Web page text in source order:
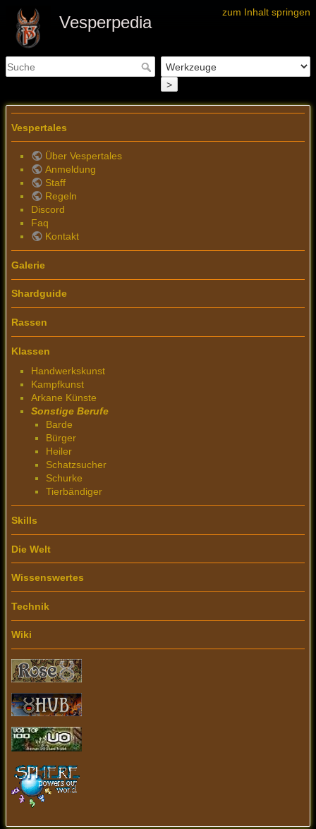
zum Inhalt springen
Vesperpedia
>
Vespertales
Über Vespertales
Anmeldung
Staff
Regeln
Discord
Faq
Kontakt
Galerie
Shardguide
Rassen
Klassen
Handwerkskunst
Kampfkunst
Arkane Künste
Sonstige Berufe
Barde
Bürger
Heiler
Schatzsucher
Schurke
Tierbändiger
Skills
Die Welt
Wissenswertes
Technik
Wiki